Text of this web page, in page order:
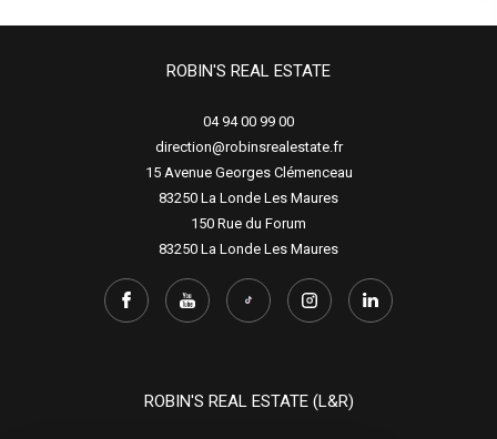
ROBIN'S REAL ESTATE
04 94 00 99 00
direction@robinsrealestate.fr
15 Avenue Georges Clémenceau
83250
La Londe Les Maures
150 Rue du Forum
83250
La Londe Les Maures
ROBIN'S REAL ESTATE (L&R)